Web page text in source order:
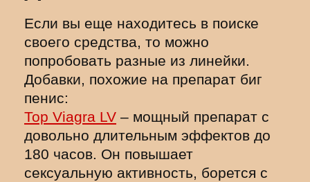
Если вы еще находитесь в поиске
своего средства, то можно
попробовать разные из линейки.
Добавки, похожие на препарат биг
пенис:
Top Viagra LV – мощный препарат с
довольно длительным эффектов до
180 часов. Он повышает
сексуальную активность, борется с